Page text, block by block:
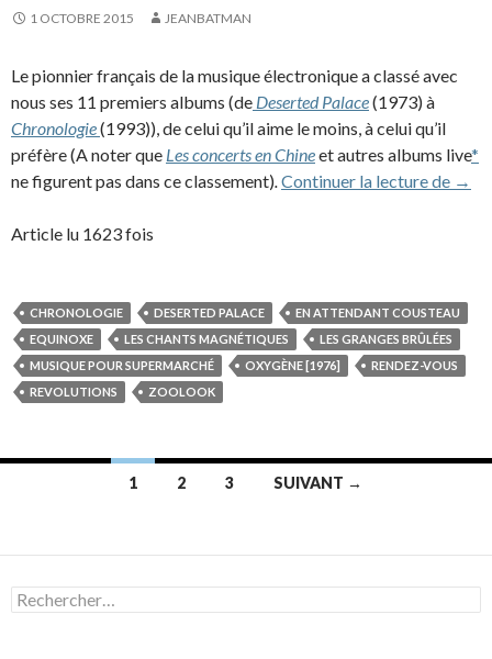
1 OCTOBRE 2015 JEANBATMAN
Le pionnier français de la musique électronique a classé avec
nous ses 11 premiers albums (de Deserted Palace(1973) à
Chronologie(1993)), de celui qu’il aime le moins, à celui qu’il
préfère (A noter que Les concerts en Chineet autres albums live*
ne figurent pas dans ce classement).Continuer la lecture de JMJ
→
Article lu 1623 fois
CHRONOLOGIE DESERTED PALACE
EN ATTENDANT COUSTEAU
EQUINOXE
LES CHANTS MAGNÉTIQUES
LES GRANGES BRÛLÉES
MUSIQUE POUR SUPERMARCHÉ
OXYGÈNE [1976]
RENDEZ-VOUS
REVOLUTIONS
ZOOLOOK
Navigation
articles
1 2 3 SUIVANT →
Rechercher :